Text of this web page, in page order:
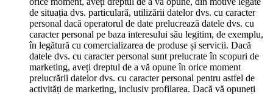
de situația dvs. particulară, utilizării datelor dvs. cu caracter
personal dacă operatorul de date prelucrează datele dvs. cu
caracter personal pe baza interesului său legitim, de exemplu,
în legătură cu comercializarea de produse și servicii. Dacă
datele dvs. cu caracter personal sunt prelucrate în scopuri de
marketing, aveți dreptul de a vă opune în orice moment
prelucrării datelor dvs. cu caracter personal pentru astfel de
activități de marketing, inclusiv profilarea. Dacă vă opuneți